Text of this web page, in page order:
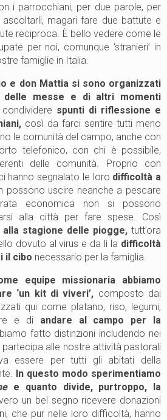
i parrocchiani, per due parole, per
ascoltarli, magari fare due battute e
reciproca. È bello vedere come le
per noi, comunque ‘stranieri’ in
famiglie in Italia.
e don Mattia si sono organizzati
delle messe e di altri momenti
spunti di riflessione e
così da farci sentire tutti meno
le comunità del campo, anche con
telefonico, con chi è possibile,
delle comunità. Proprio con
hanno segnalato le loro difficoltà a
possono uscire neanche a pescare
economica non si possono
alla città per fare spese. Così
stagione delle piogge, tutt’ora
dovuto al virus e da lì la difficoltà
il cibo necessario per la famiglia.
equipe missionaria abbiamo
‘un kit di viveri’, composto dai
qui come platano, riso, legumi,
e di andare al campo per la
fatto distinzioni includendo nei
alle nostre attività pastorali
essere per tutti gli abitati della
In questo modo sperimentiamo
e quanto divide, purtroppo, la
un bel segno ricevere donazioni
che pur nelle loro difficoltà, hanno